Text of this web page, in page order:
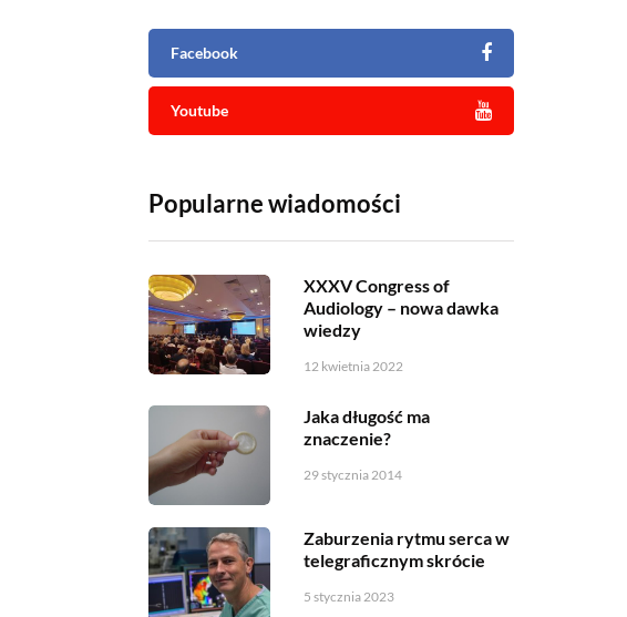
Facebook
Youtube
Popularne wiadomości
XXXV Congress of
Audiology – nowa dawka
wiedzy
12 kwietnia 2022
Jaka długość ma
znaczenie?
29 stycznia 2014
Zaburzenia rytmu serca w
telegraficznym skrócie
5 stycznia 2023